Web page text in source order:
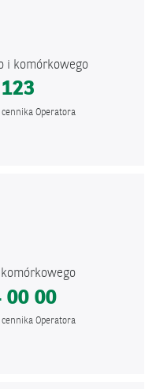
i komórkowego
cennika Operatora
00 00
cennika Operatora